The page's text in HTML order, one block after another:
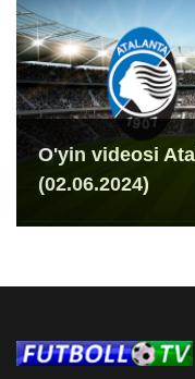
O'yin videosi
(02.06.2024)